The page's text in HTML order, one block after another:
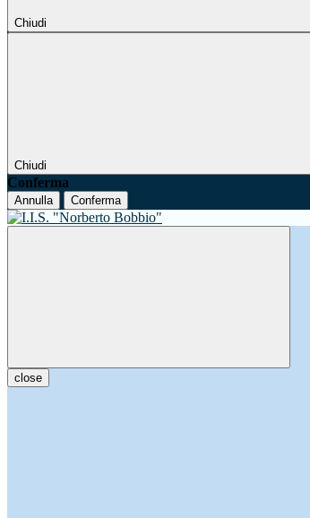
Chiudi
Chiudi
Conferma
Annulla Conferma
close